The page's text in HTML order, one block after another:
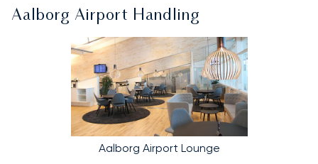
Aalborg Airport Handling
Aalborg Airport Lounge